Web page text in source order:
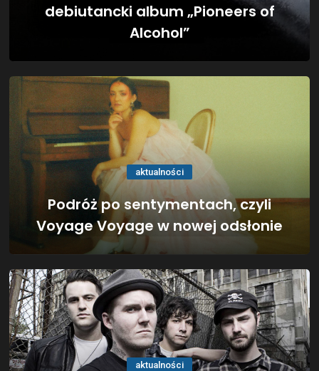
debiutancki album „Pioneers of
Alcohol”
aktualności
Podróż po sentymentach, czyli
Voyage Voyage w nowej odsłonie
aktualności